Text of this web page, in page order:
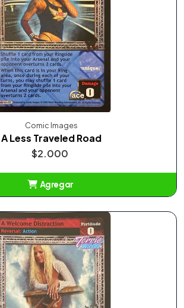
Comic Images
A Less Traveled Road
$2.000
Agregar